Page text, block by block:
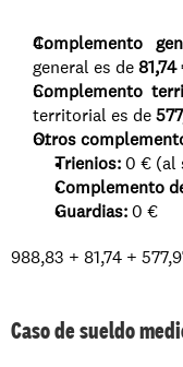
Complemento
general es de 81,74
Complemento
territorial es de
Otros
Trienios: 0 € (al
Complemento
Guardias: 0 €
988,83 + 81,74 +
Caso de sueldo